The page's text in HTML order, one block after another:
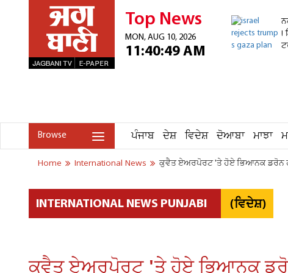
Top News
MON, AUG 10, 2026
11:40:49 AM
!
Browse ਪੰਜਾਬ ਦੇਸ਼ ਵਿਦੇਸ਼ ਦੋਆਬਾ ਮਾਝਾ
Home International News ਕੁਵੈਤ ਏਅਰਪੋਰਟ 'ਤੇ ਹੋਏ ਭਿਆਨਕ ਡਰੋਨ
INTERNATIONAL NEWS PUNJABI (ਵਿਦੇਸ਼)